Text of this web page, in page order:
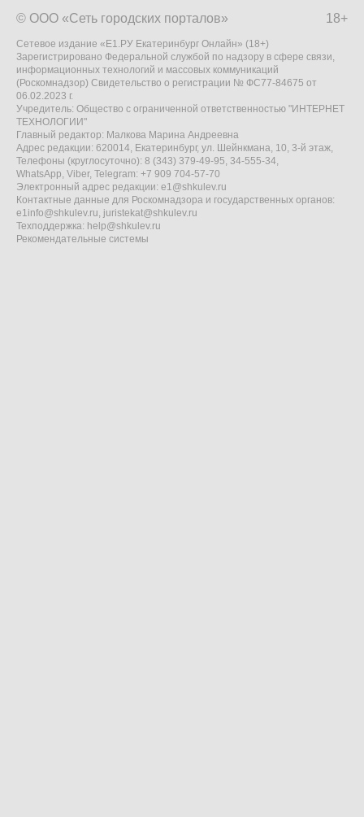
18+
© ООО «Сеть городских порталов»
Сетевое издание «Е1.РУ Екатеринбург Онлайн» (18+)
Зарегистрировано Федеральной службой по надзору в сфере связи,
информационных технологий и массовых коммуникаций
(Роскомнадзор) Свидетельство о регистрации № ФС77-84675 от
06.02.2023 г.
Учредитель: Общество с ограниченной ответственностью "ИНТЕРНЕТ
ТЕХНОЛОГИИ"
Главный редактор: Малкова Марина Андреевна
Адрес редакции: 620014, Екатеринбург, ул. Шейнкмана, 10, 3-й этаж,
Телефоны (круглосуточно): 8 (343) 379-49-95, 34-555-34,
WhatsApp, Viber, Telegram: +7 909 704-57-70
Электронный адрес редакции: e1@shkulev.ru
Контактные данные для Роскомнадзора и государственных органов:
e1info@shkulev.ru, juristekat@shkulev.ru
Техподдержка: help@shkulev.ru
Рекомендательные системы